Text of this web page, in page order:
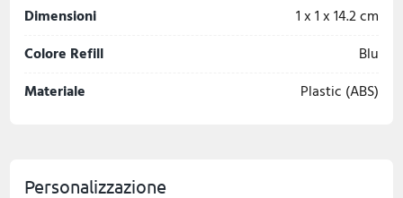
Dimensioni
1 x 1 x 14.2 cm
Colore Refill
Blu
Materiale
Plastic (ABS)
Personalizzazione